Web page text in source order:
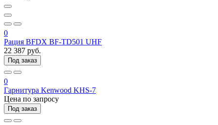
0
Рация BFDX BF-TD501 UHF
22 387 руб.
Под заказ
0
Гарнитура Kenwood KHS-7
Цена по запросу
Под заказ